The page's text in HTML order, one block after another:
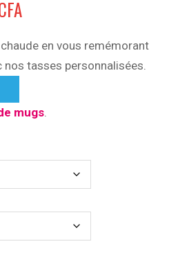
en vous remémorant
nos tasses personnalisées.
mugs.